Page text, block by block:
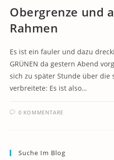
Obergrenze und
Rahmen
Es ist ein fauler und dazu
GRÜNEN da gestern Abend
sich zu später Stunde über die
verbreitete: Es ist also…
0 KOMMENTARE
Suche Im Blog